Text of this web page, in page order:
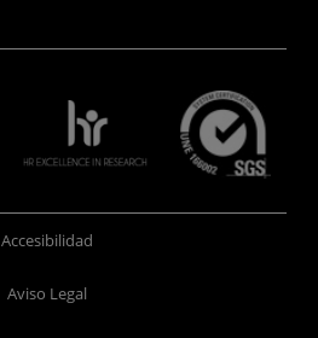
Accesibilidad
Aviso Legal